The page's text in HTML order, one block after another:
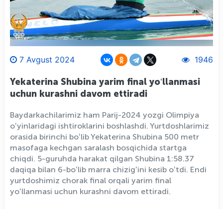
7 Avgust 2024 1946
Yekaterina Shubina yarim final yoʻllanmasi
uchun kurashni davom ettiradi
Baydarkachilarimiz ham Parij-2024 yozgi Olimpiya
oʻyinlaridagi ishtiroklarini boshlashdi. Yurtdoshlarimiz
orasida birinchi boʻlib Yekaterina Shubina 500 metr
masofaga kechgan saralash bosqichida startga
chiqdi. 5-guruhda harakat qilgan Shubina 1:58.37
daqiqa bilan 6-boʻlib marra chizigʻini kesib oʻtdi. Endi
yurtdoshimiz chorak final orqali yarim final
yoʻllanmasi uchun kurashni davom ettiradi.